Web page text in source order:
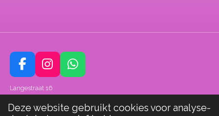
Deze website gebruikt cookies voor analyse-
F
a
c
I
n
s
t
W
h
Langestraat 16
7551 DZ Hengelo
© 2022 - 2026 Clubmerlijn